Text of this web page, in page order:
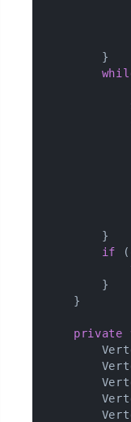
        }
        }
if
        }
    }
private